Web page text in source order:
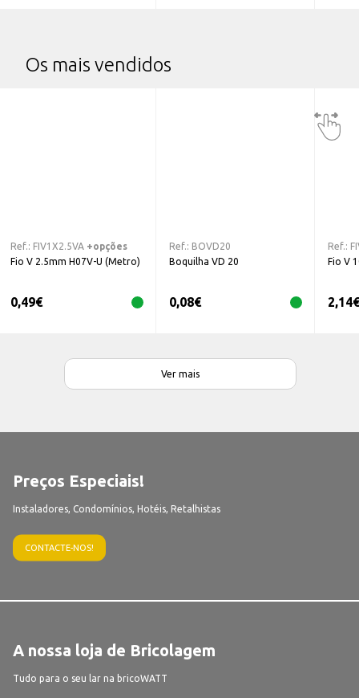
Os mais vendidos
Ref.: FIV1X2.5VA +opções
Fio V 2.5mm H07V-U (Metro)
0,49€
Ref.: BOVD20
Boquilha VD 20
0,08€
Ref.:
Fio V
2,14€
Ver mais
Preços Especiais!
Instaladores, Condomínios, Hotéis, Retalhistas
CONTACTE-NOS!
A nossa loja de Bricolagem
Tudo para o seu lar na bricoWATT